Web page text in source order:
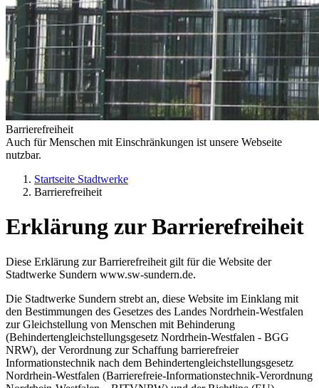
Barrierefreiheit
Auch für Menschen mit Einschränkungen ist unsere Webseite
nutzbar.
Startseite Stadtwerke
Barrierefreiheit
Erklärung zur Barrierefreiheit
Diese Erklärung zur Barrierefreiheit gilt für die Website der
Stadtwerke Sundern www.sw-sundern.de.
Die Stadtwerke Sundern strebt an, diese Website im Einklang mit
den Bestimmungen des Gesetzes des Landes Nordrhein-Westfalen
zur Gleichstellung von Menschen mit Behinderung
(Behindertengleichstellungsgesetz Nordrhein-Westfalen - BGG
NRW), der Verordnung zur Schaffung barrierefreier
Informationstechnik nach dem Behindertengleichstellungsgesetz
Nordrhein-Westfalen (Barrierefreie-Informationstechnik-Verordnung